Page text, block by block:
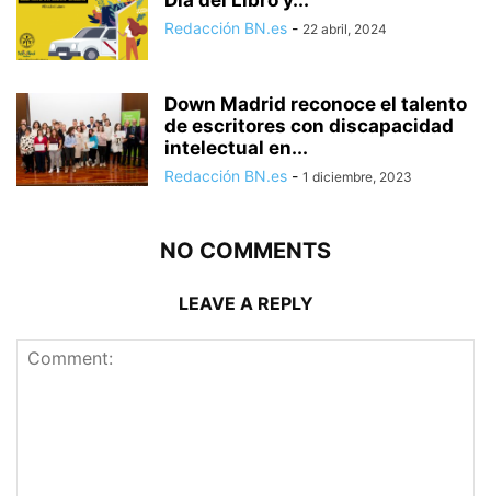
Redacción BN.es - 22 abril, 2024
Down Madrid reconoce el talento
de escritores con discapacidad
intelectual en...
Redacción BN.es - 1 diciembre, 2023
NO COMMENTS
LEAVE A REPLY